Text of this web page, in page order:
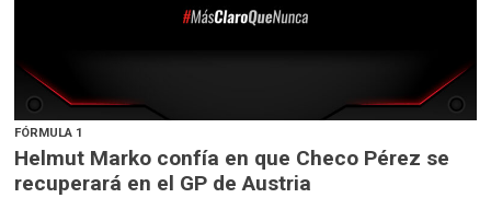
FÓRMULA 1
Helmut Marko confía en que Checo Pérez se
recuperará en el GP de Austria